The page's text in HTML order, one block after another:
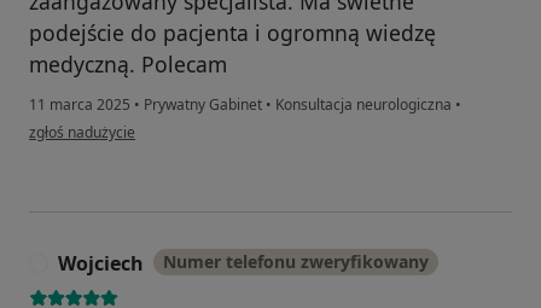
podejście do pacjenta i ogromną wiedzę
medyczną. Polecam
11 marca 2025 • Prywatny Gabinet • Konsultacja neurologiczna •
w opinii użytkownika Michał
zgłoś nadużycie
Wojciech Numer telefonu zweryfikowany